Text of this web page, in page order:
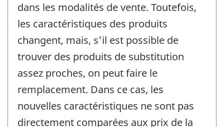
dans les modalités de vente. Toutefois,
les caractéristiques des produits
changent, mais, s'il est possible de
trouver des produits de substitution
assez proches, on peut faire le
remplacement. Dans ce cas, les
nouvelles caractéristiques ne sont pas
directement comparées aux prix de la